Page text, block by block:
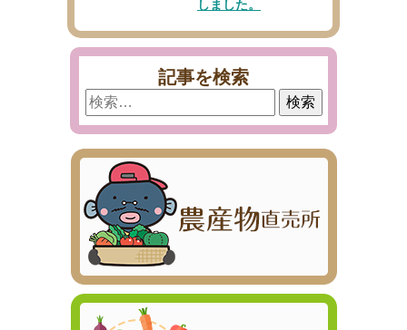
しました。
記事を検索
検
索: